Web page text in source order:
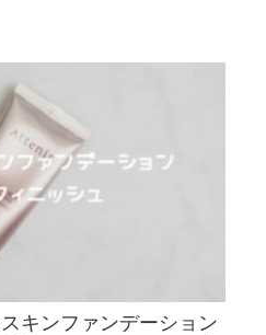
キンファンデーション